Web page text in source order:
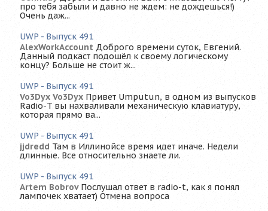
про тебя забыли и давно не ждем: не дождешься!)
Очень даж...
UWP - Выпуск 491
AlexWorkAccount Доброго времени суток, Евгений.
Данный подкаст подошёл к своему логическому
концу? Больше не стоит ж...
UWP - Выпуск 491
Vo3Dyx Vo3Dyx Привет Umputun, в одном из выпусков
Radio-T вы нахваливали механическую клавиатуру,
которая прямо ва...
UWP - Выпуск 491
jjdredd Там в Иллинойсе время идет иначе. Недели
длинные. Все относительно знаете ли.
UWP - Выпуск 491
Artem Bobrov Послушал ответ в radio-t, как я понял
лампочек хватает) Отмена вопроса